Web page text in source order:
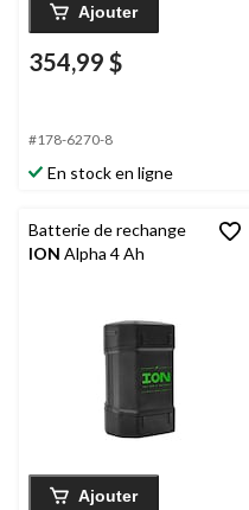
Ajouter
354,99 $
#178-6270-8
En stock en ligne
Batterie de rechange
ION Alpha 4 Ah
Ajouter